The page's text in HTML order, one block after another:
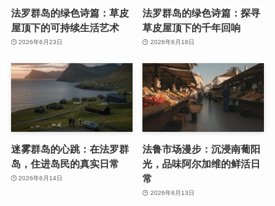
法罗群岛的绿色诗篇：草皮
屋顶下的可持续生活艺术
2026年6月23日
法罗群岛的绿色诗篇：探寻
草皮屋顶下的千年回响
2026年6月18日
迷雾群岛的心跳：在法罗群
岛，住进岛民的真实日常
2026年6月14日
法鲁市场漫步：沉浸南葡阳
光，品味阿尔加维的鲜活日
常
2026年6月13日